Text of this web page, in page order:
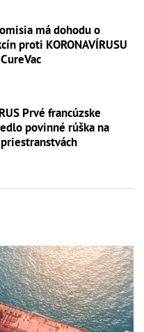
má dohodu o
proti KORONAVÍRUSU
Prvé francúzske
povinné rúška na